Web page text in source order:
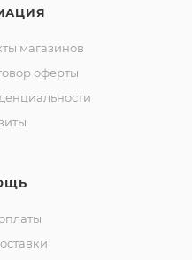
магазинов
оферты